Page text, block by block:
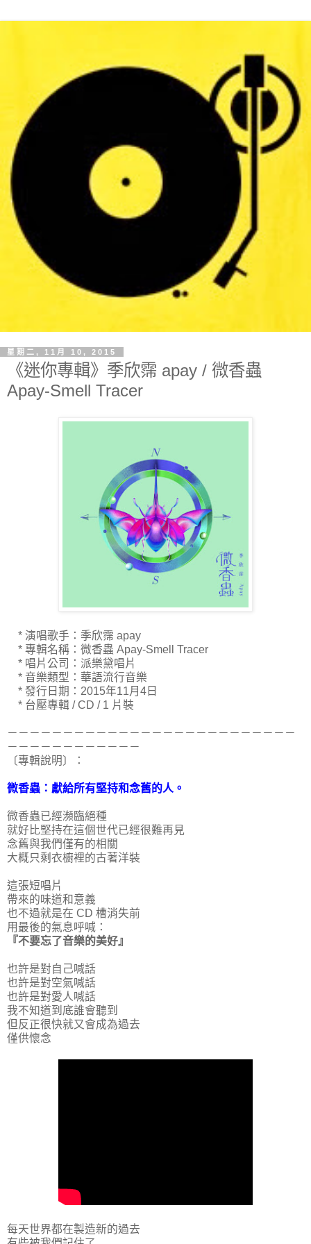
星期二, 11月 10, 2015
《迷你專輯》季欣霈 apay / 微香蟲
Apay-Smell Tracer
* 演唱歌手：季欣霈 apay
* 專輯名稱：微香蟲 Apay-Smell Tracer
* 唱片公司：派樂黛唱片
* 音樂類型：華語流行音樂
* 發行日期：2015年11月4日
* 台壓專輯 / CD / 1 片裝
－－－－－－－－－－－－－－－－－－－－－－－－－－
－－－－－－－－－－－－
〔專輯說明〕：
微香蟲：獻給所有堅持和念舊的人。
微香蟲已經瀕臨絕種
就好比堅持在這個世代已經很難再見
念舊與我們僅有的相關
大概只剩衣櫥裡的古著洋裝
這張短唱片
帶來的味道和意義
也不過就是在 CD 槽消失前
用最後的氣息呼喊：
『不要忘了音樂的美好』
也許是對自己喊話
也許是對空氣喊話
也許是對愛人喊話
我不知道到底誰會聽到
但反正很快就又會成為過去
僅供懷念
每天世界都在製造新的過去